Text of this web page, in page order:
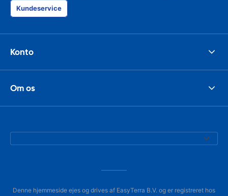
Kundeservice
Konto
Om os
Denne hjemmeside ejes og drives af EasyTerra B.V. og er registreret hos